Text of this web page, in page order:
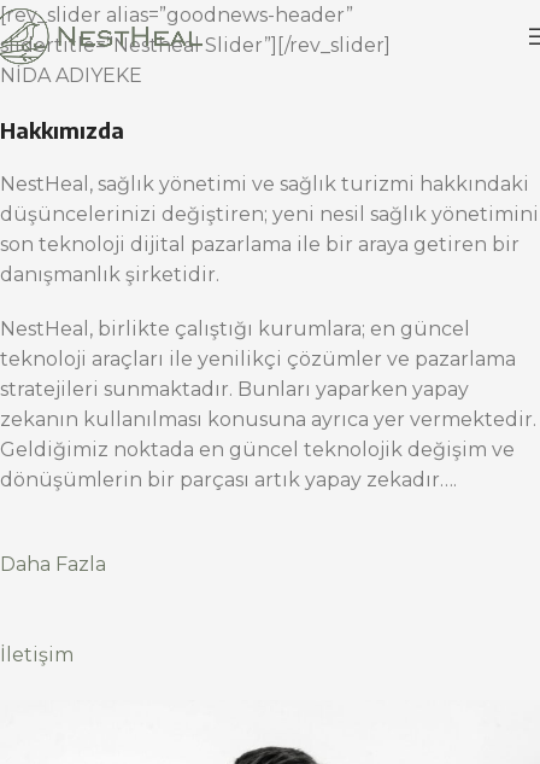
[rev_slider alias=”goodnews-header”
slidertitle=”Nestheal Slider”][/rev_slider]
NİDA ADIYEKE
Hakkımızda
NestHeal, sağlık yönetimi ve sağlık turizmi hakkındaki
düşüncelerinizi değiştiren; yeni nesil sağlık yönetimini
son teknoloji dijital pazarlama ile bir araya getiren bir
danışmanlık şirketidir.
NestHeal, birlikte çalıştığı kurumlara; en güncel
teknoloji araçları ile yenilikçi çözümler ve pazarlama
stratejileri sunmaktadır. Bunları yaparken yapay
zekanın kullanılması konusuna ayrıca yer vermektedir.
Geldiğimiz noktada en güncel teknolojik değişim ve
dönüşümlerin bir parçası artık yapay zekadır….
Daha Fazla
İletişim